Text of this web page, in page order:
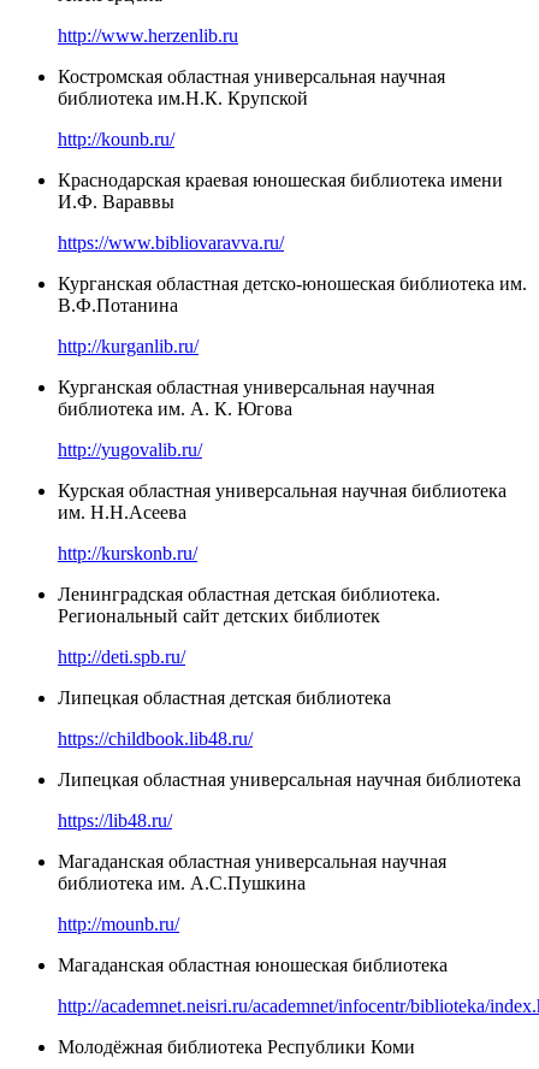
http://www.herzenlib.ru
Костромская областная универсальная научная
библиотека им.Н.К. Крупской
http://kounb.ru/
Краснодарская краевая юношеская библиотека имени
И.Ф. Вараввы
https://www.bibliovaravva.ru/
Курганская областная детско-юношеская библиотека им.
В.Ф.Потанина
http://kurganlib.ru/
Курганская областная универсальная научная
библиотека им. А. К. Югова
http://yugovalib.ru/
Курская областная универсальная научная библиотека
им. Н.Н.Асеева
http://kurskonb.ru/
Ленинградская областная детская библиотека.
Региональный сайт детских библиотек
http://deti.spb.ru/
Липецкая областная детская библиотека
https://childbook.lib48.ru/
Липецкая областная универсальная научная библиотека
https://lib48.ru/
Магаданская областная универсальная научная
библиотека им. А.С.Пушкина
http://mounb.ru/
Магаданская областная юношеская библиотека
http://academnet.neisri.ru/academnet/infocentr/biblioteka/
Молодёжная библиотека Республики Коми